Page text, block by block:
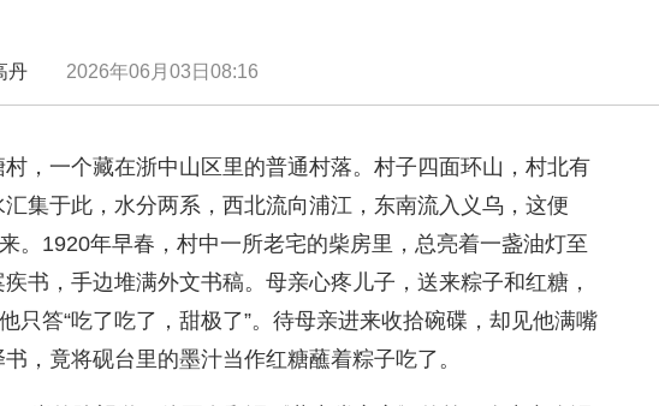
高丹 2026年06月03日08:16
，一个藏在浙中山区里的普通村落。村子四面环山，村北有
集于此，水分两系，西北流向浦江，东南流入义乌，这便
。1920年早春，村中一所老宅的柴房里，总亮着一盏油灯至
书，手边堆满外文书稿。母亲心疼儿子，送来粽子和红糖，
只答“吃了吃了，甜极了”。待母亲进来收拾碗碟，却见他满嘴
，竟将砚台里的墨汁当作红糖蘸着粽子吃了。